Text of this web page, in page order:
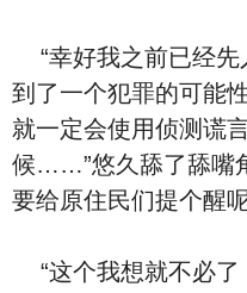
“幸好我之前已经先
到了一个犯罪的可能
就一定会使用侦测谎
候……”悠久舔了舔嘴
要给原住民们提个醒
“这个我想就不必了